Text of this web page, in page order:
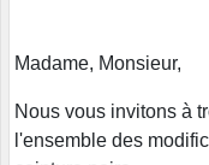
Madame, Monsieur,
Nous vous invitons à
l'ensemble des